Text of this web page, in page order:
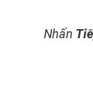
Nhấn